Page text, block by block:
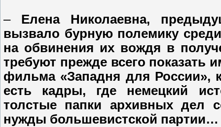
– Елена Николаевна,
вызвало бурную полемику
на обвинения их вождя в
требуют прежде всего показать
фильма «Западня для России»,
есть кадры, где немецкий
толстые папки архивных дел
нужды большевистской партии…